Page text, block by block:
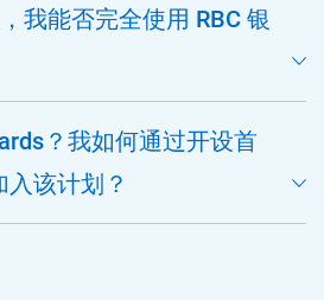
我能否完全使用 RBC 银
？我如何通过开设首
入该计划？